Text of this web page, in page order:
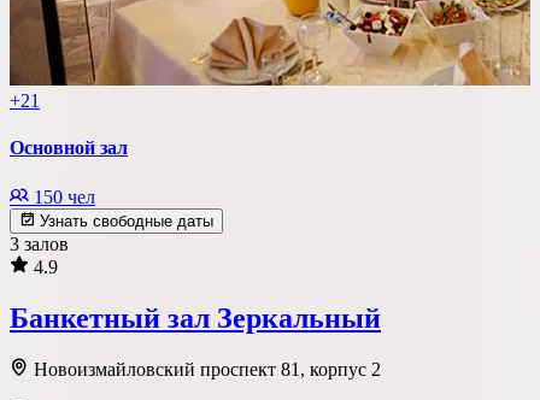
+21
Основной зал
150 чел
Узнать свободные даты
3 залов
4.9
Банкетный зал Зеркальный
Новоизмайловский проспект 81, корпус 2